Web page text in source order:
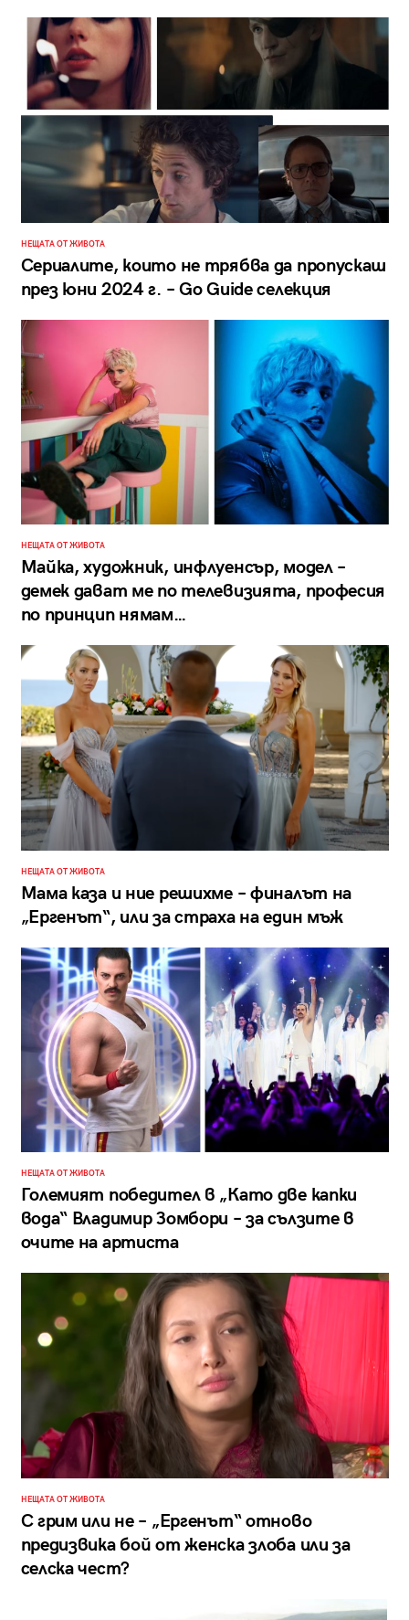
НЕЩАТА ОТ ЖИВОТА
Сериалите, които не трябва да пропускаш
през юни 2024 г. – Go Guide селекция
НЕЩАТА ОТ ЖИВОТА
Майка, художник, инфлуенсър, модел –
демек дават ме по телевизията, професия
по принцип нямам…
НЕЩАТА ОТ ЖИВОТА
Мама каза и ние решихме – финалът на
„Ергенът“, или за страха на един мъж
НЕЩАТА ОТ ЖИВОТА
Големият победител в „Като две капки
вода“ Владимир Зомбори – за сълзите в
очите на артиста
НЕЩАТА ОТ ЖИВОТА
С грим или не – „Ергенът“ отново
предизвика бой от женска злоба или за
селска чест?